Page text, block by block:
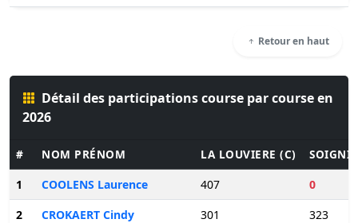
Retour en haut
Détail des participations course par course en
2026
# NOM PRÉNOM LA LOUVIERE (C)
1
COOLENS Laurence 407
0
2
CROKAERT Cindy 301
323